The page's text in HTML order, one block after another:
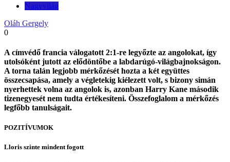
Nagyvilág
Oláh Gergely
0
A címvédő francia válogatott 2:1-re legyőzte az angolokat, így
utolsóként jutott az elődöntőbe a labdarúgó-világbajnokságon.
A torna talán legjobb mérkőzését hozta a két együttes
összecsapása, amely a végletekig kiélezett volt, s bizony simán
nyerhettek volna az angolok is, azonban Harry Kane második
tizenegyesét nem tudta értékesíteni. Összefoglalom a mérkőzés
legfőbb tanulságait.
POZITÍVUMOK
Lloris szinte mindent fogott